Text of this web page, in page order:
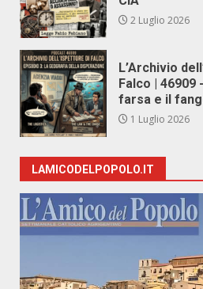
2 Luglio 2026
L’Archivio
Falco | 46909
farsa e il
1 Luglio 2026
LAMICODELPOPOLO.IT